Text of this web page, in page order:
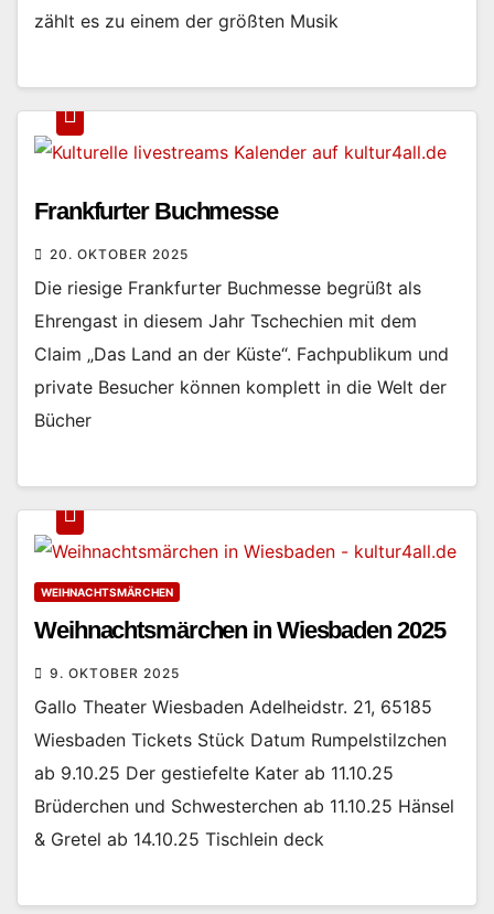
zählt es zu einem der größten Musik
Frankfurter Buchmesse
20. OKTOBER 2025
Die riesige Frankfurter Buchmesse begrüßt als
Ehrengast in diesem Jahr Tschechien mit dem
Claim „Das Land an der Küste“. Fachpublikum und
private Besucher können komplett in die Welt der
Bücher
WEIHNACHTSMÄRCHEN
Weihnachtsmärchen in Wiesbaden 2025
9. OKTOBER 2025
Gallo Theater Wiesbaden Adelheidstr. 21, 65185
Wiesbaden Tickets Stück Datum Rumpelstilzchen
ab 9.10.25 Der gestiefelte Kater ab 11.10.25
Brüderchen und Schwesterchen ab 11.10.25 Hänsel
& Gretel ab 14.10.25 Tischlein deck